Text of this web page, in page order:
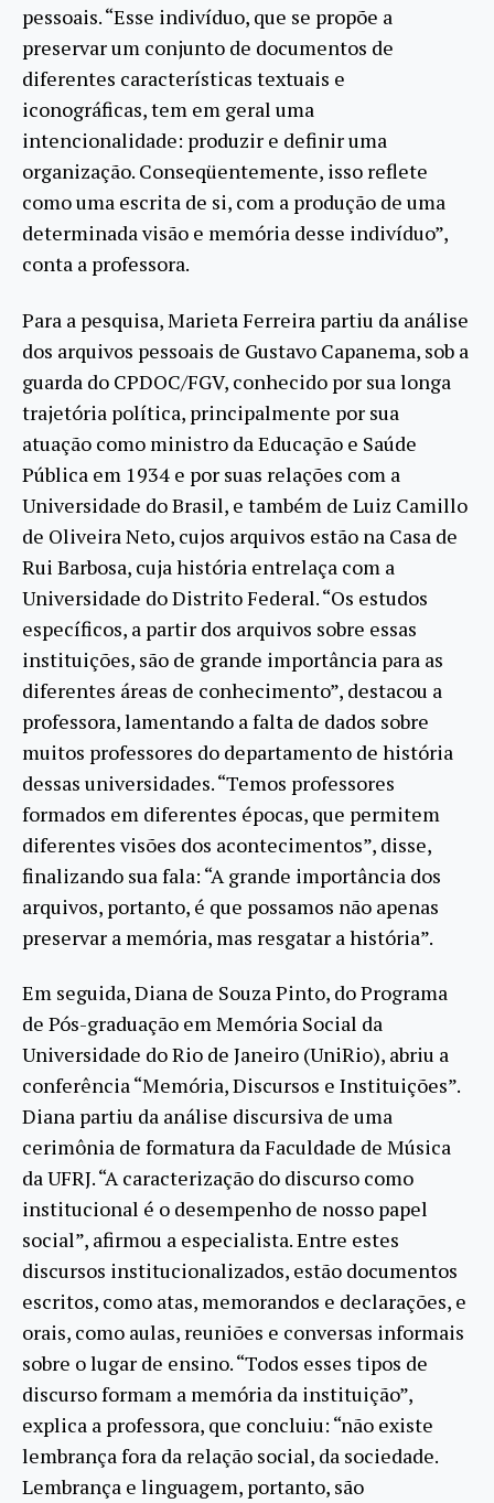
pessoais. “Esse indivíduo, que se propõe a
preservar um conjunto de documentos de
diferentes características textuais e
iconográficas, tem em geral uma
intencionalidade: produzir e definir uma
organização. Conseqüentemente, isso reflete
como uma escrita de si, com a produção de uma
determinada visão e memória desse indivíduo”,
conta a professora.
Para a pesquisa, Marieta Ferreira partiu da análise
dos arquivos pessoais de Gustavo Capanema, sob a
guarda do CPDOC/FGV, conhecido por sua longa
trajetória política, principalmente por sua
atuação como ministro da Educação e Saúde
Pública em 1934 e por suas relações com a
Universidade do Brasil, e também de Luiz Camillo
de Oliveira Neto, cujos arquivos estão na Casa de
Rui Barbosa, cuja história entrelaça com a
Universidade do Distrito Federal. “Os estudos
específicos, a partir dos arquivos sobre essas
instituições, são de grande importância para as
diferentes áreas de conhecimento”, destacou a
professora, lamentando a falta de dados sobre
muitos professores do departamento de história
dessas universidades. “Temos professores
formados em diferentes épocas, que permitem
diferentes visões dos acontecimentos”, disse,
finalizando sua fala: “A grande importância dos
arquivos, portanto, é que possamos não apenas
preservar a memória, mas resgatar a história”.
Em seguida, Diana de Souza Pinto, do Programa
de Pós-graduação em Memória Social da
Universidade do Rio de Janeiro (UniRio), abriu a
conferência “Memória, Discursos e Instituições”.
Diana partiu da análise discursiva de uma
cerimônia de formatura da Faculdade de Música
da UFRJ. “A caracterização do discurso como
institucional é o desempenho de nosso papel
social”, afirmou a especialista. Entre estes
discursos institucionalizados, estão documentos
escritos, como atas, memorandos e declarações, e
orais, como aulas, reuniões e conversas informais
sobre o lugar de ensino. “Todos esses tipos de
discurso formam a memória da instituição”,
explica a professora, que concluiu: “não existe
lembrança fora da relação social, da sociedade.
Lembrança e linguagem, portanto, são